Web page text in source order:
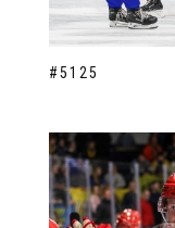
#5125